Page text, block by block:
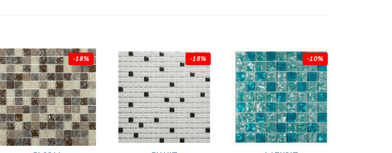
-18% -18% -10%